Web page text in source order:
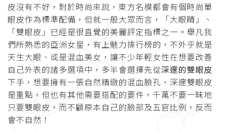
皮沒有不好，對於時尚來說，東方名模都會有個時尚單
眼皮作為標準配備，但就一般大眾而言，「大眼睛」、
「雙眼皮」已經是很直覺的美麗評定指標之一。舉凡我
們所熟悉的亞洲女星，有上魅力排行榜的，不外乎就是
天生大眼、或是混血美女，讓不少年輕女性在想要改善
自己外表的諸多選項中，多半會選擇先從深邃的雙眼皮
下手，想要擁有一張自然精緻的混血臉孔，深邃雙眼皮
是重點，但也有其他需要搭配的要件，千萬不要一昧地
只要雙眼皮，而不顧原本自己的臉部及五官比例，反而
會不自然！